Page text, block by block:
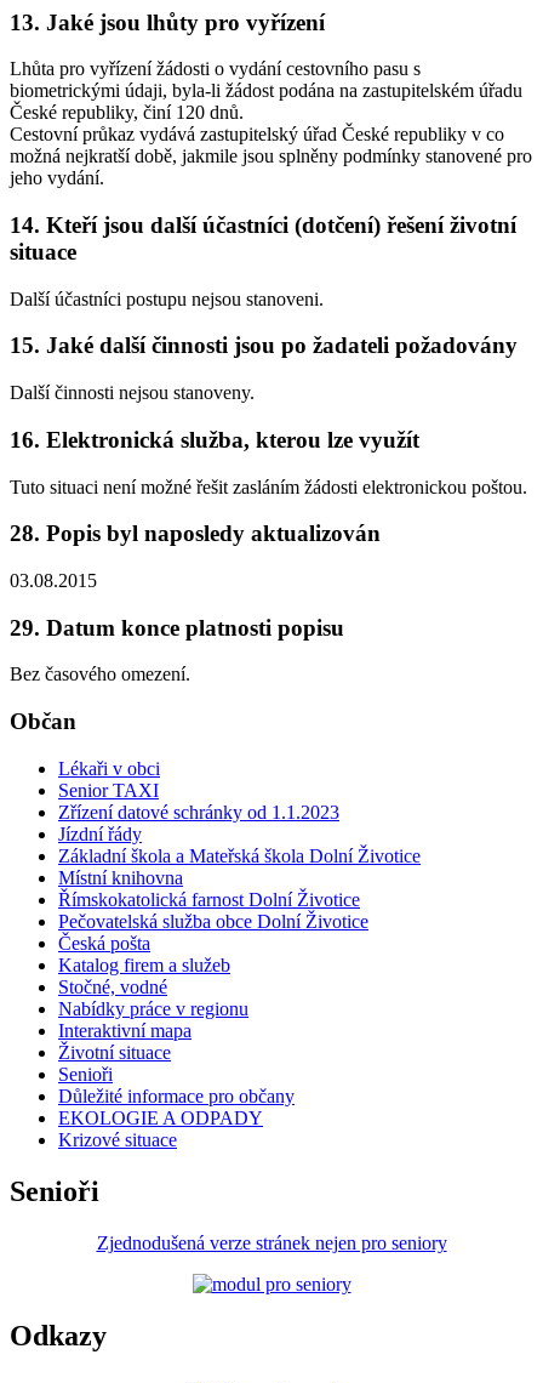
13. Jaké jsou lhůty pro vyřízení
Lhůta pro vyřízení žádosti o vydání cestovního pasu s
biometrickými údaji, byla-li žádost podána na zastupitelském úřadu
České republiky, činí 120 dnů.
Cestovní průkaz vydává zastupitelský úřad České republiky v co
možná nejkratší době, jakmile jsou splněny podmínky stanovené pro
jeho vydání.
14. Kteří jsou další účastníci (dotčení) řešení životní
situace
Další účastníci postupu nejsou stanoveni.
15. Jaké další činnosti jsou po žadateli požadovány
Další činnosti nejsou stanoveny.
16. Elektronická služba, kterou lze využít
Tuto situaci není možné řešit zasláním žádosti elektronickou poštou.
28. Popis byl naposledy aktualizován
03.08.2015
29. Datum konce platnosti popisu
Bez časového omezení.
Občan
Lékaři v obci
Senior TAXI
Zřízení datové schránky od 1.1.2023
Jízdní řády
Základní škola a Mateřská škola Dolní Životice
Místní knihovna
Římskokatolická farnost Dolní Životice
Pečovatelská služba obce Dolní Životice
Česká pošta
Katalog firem a služeb
Stočné, vodné
Nabídky práce v regionu
Interaktivní mapa
Životní situace
Senioři
Důležité informace pro občany
EKOLOGIE A ODPADY
Krizové situace
Senioři
Zjednodušená verze stránek nejen pro seniory
Odkazy